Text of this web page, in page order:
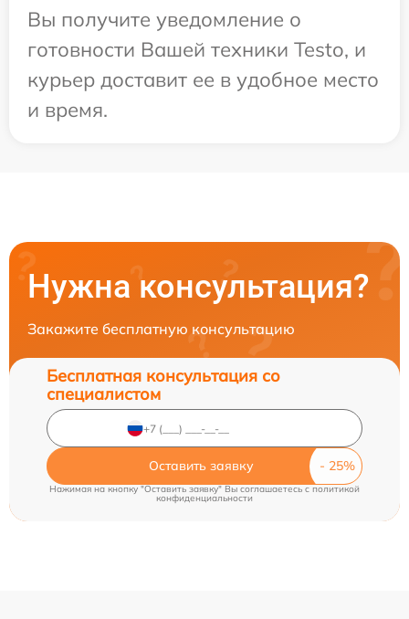
Вы получите уведомление о
готовности Вашей техники Testo, и
курьер доставит ее в удобное место
и время.
Нужна консультация?
Закажите бесплатную консультацию
Бесплатная консультация со
специалистом
Оставить заявку
Нажимая на кнопку "Оставить заявку" Вы соглашаетесь c политикой
конфиденциальности